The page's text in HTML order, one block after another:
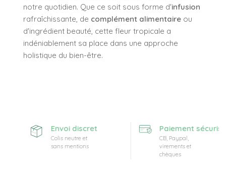
notre quotidien. Que ce soit sous forme d'infusion
rafraîchissante, de complément alimentaire ou
d'ingrédient beauté, cette fleur tropicale a
indéniablement sa place dans une approche
holistique du bien-être.
Envoi discret
Colis neutre et
sans mentions
Paiement sécurisé
CB, Paypal,
virements et
chèques